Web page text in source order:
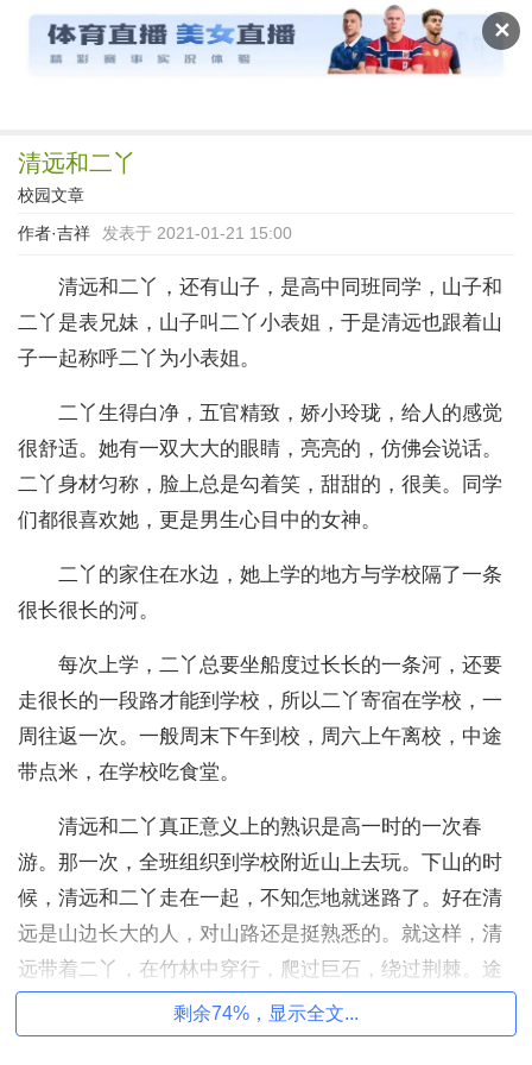
✕
读文斋
清远和二丫
校园文章
作者·吉祥 发表于 2021-01-21 15:00
清远和二丫，还有山子，是高中同班同学，山子和
二丫是表兄妹，山子叫二丫小表姐，于是清远也跟着山
子一起称呼二丫为小表姐。
二丫生得白净，五官精致，娇小玲珑，给人的感觉
很舒适。她有一双大大的眼睛，亮亮的，仿佛会说话。
二丫身材匀称，脸上总是勾着笑，甜甜的，很美。同学
们都很喜欢她，更是男生心目中的女神。
二丫的家住在水边，她上学的地方与学校隔了一条
很长很长的河。
每次上学，二丫总要坐船度过长长的一条河，还要
走很长的一段路才能到学校，所以二丫寄宿在学校，一
周往返一次。一般周末下午到校，周六上午离校，中途
带点米，在学校吃食堂。
清远和二丫真正意义上的熟识是高一时的一次春
游。那一次，全班组织到学校附近山上去玩。下山的时
候，清远和二丫走在一起，不知怎地就迷路了。好在清
远是山边长大的人，对山路还是挺熟悉的。就这样，清
远带着二丫，在竹林中穿行，爬过巨石，绕过荆棘。途
中有一个危险的路段，二丫有些怕，不敢过去。清远拉
着二丫的手拽着她，小心翼翼地走过那一段危险的路。
剩余74%，显示全文...